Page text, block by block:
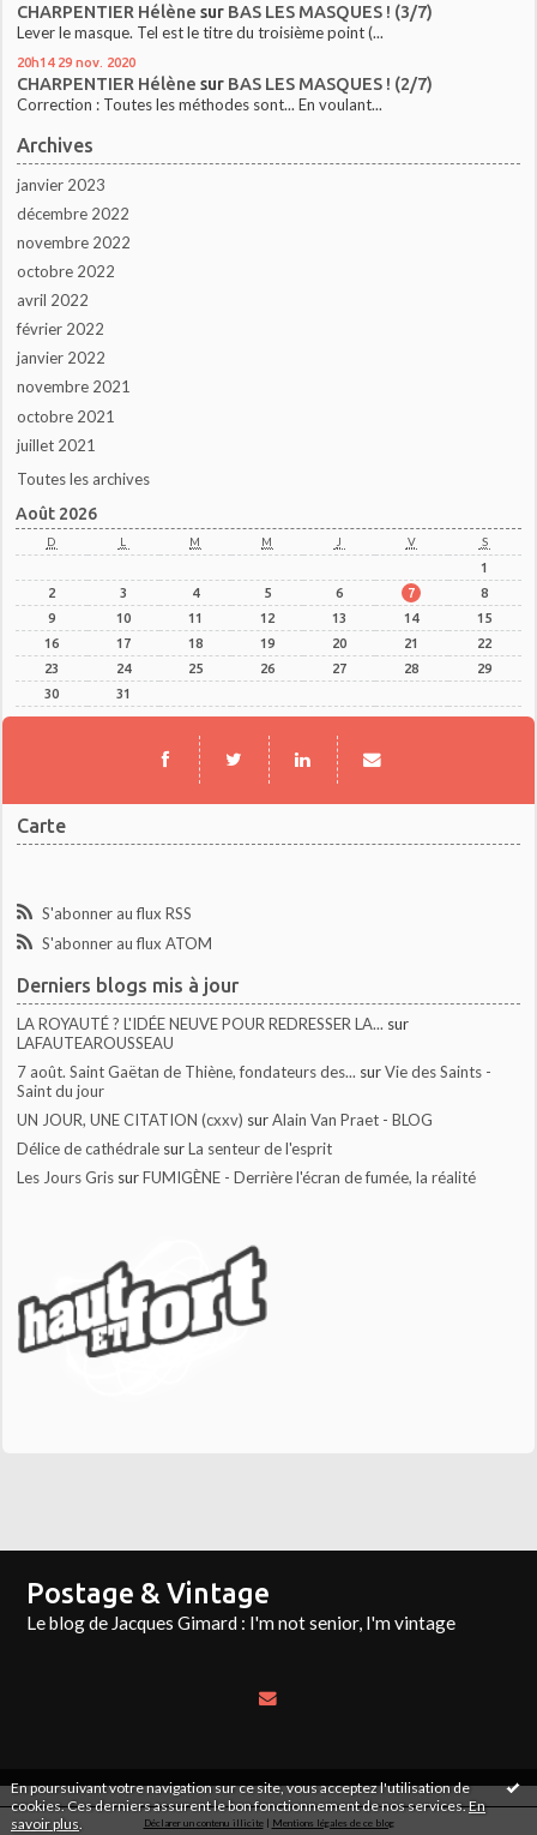
En poursuivant votre navigation sur ce site, vous acceptez l'utilisation de
cookies. Ces derniers assurent le bon fonctionnement de nos services.En
savoir plus
CHARPENTIER Hélène sur BAS LES MASQUES ! (3/7)
Lever le masque. Tel est le titre du troisième point (...
20h14 29 nov. 2020
CHARPENTIER Hélène sur BAS LES MASQUES ! (2/7)
Correction : Toutes les méthodes sont... En voulant...
Archives
janvier 2023
décembre 2022
novembre 2022
octobre 2022
avril 2022
février 2022
janvier 2022
novembre 2021
octobre 2021
juillet 2021
Toutes les archives
Août 2026
D L M M J V S
1
2
3 4 5 6 7
8
9
10 11 12 13 14
15
16
17 18 19 20 21
22
23
24 25 26 27 28
29
30
31
Carte
S'abonner au flux RSS
S'abonner au flux ATOM
Derniers blogs mis à jour
LA ROYAUTÉ ? L'IDÉE NEUVE POUR REDRESSER LA... sur
LAFAUTEAROUSSEAU
7 août. Saint Gaëtan de Thiène, fondateurs des... surVie des Saints -
Saint du jour
UN JOUR, UNE CITATION (cxxv) surAlain Van Praet - BLOG
Délice de cathédrale surLa senteur de l'esprit
Les Jours Gris surFUMIGÈNE - Derrière l'écran de fumée, la réalité
Postage & Vintage
Le blog de Jacques Gimard : I'm not senior, I'm vintage
Déclarer un contenu illicite| Mentions légales de ce blog